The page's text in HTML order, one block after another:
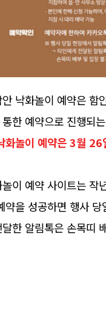
낙화놀이 예약은 함
한 예약으로 진행되
화놀이 예약은 3월
이 예약 사이트는
약을 성공하면 행사
한 알림톡은 손목띠